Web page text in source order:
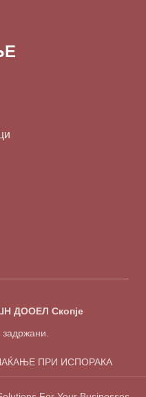
ДООЕЛ Скопје
ПРИ ИСПОРАКА